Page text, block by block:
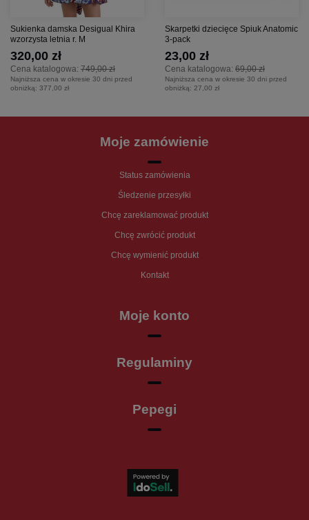
Sukienka damska Desigual Khira
wzorzysta letnia r. M
Cena katalogowa: 749,00 zł
320,00 zł
Najniższa cena w okresie 30 dni przed
obniżką: 377,00 zł
Skarpetki dziecięce Spiuk Anatomic
3-pack
Cena katalogowa: 69,00 zł
23,00 zł
Najniższa cena w okresie 30 dni przed
obniżką: 27,00 zł
Moje zamówienie
Status zamówienia
Śledzenie przesyłki
Chcę zareklamować produkt
Chcę zwrócić produkt
Chcę wymienić produkt
Kontakt
Moje konto
Regulaminy
Pepegi